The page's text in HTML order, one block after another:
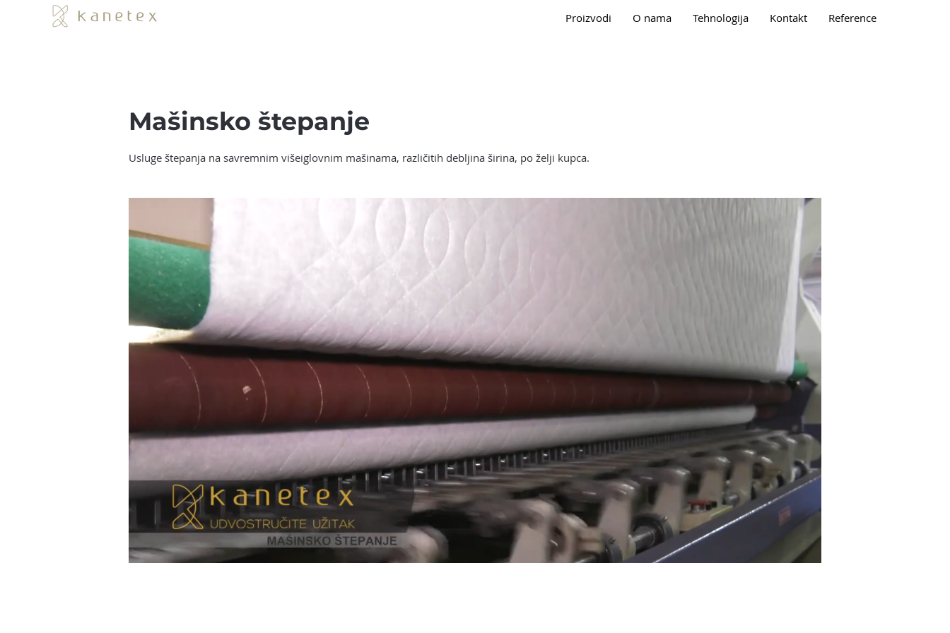
Proizvodi O nama Tehnologija Kontakt Reference
Mašinsko štepanje
Usluge štepanja na savremnim višeiglovnim mašinama, različitih debljina širina, po želji kupca.